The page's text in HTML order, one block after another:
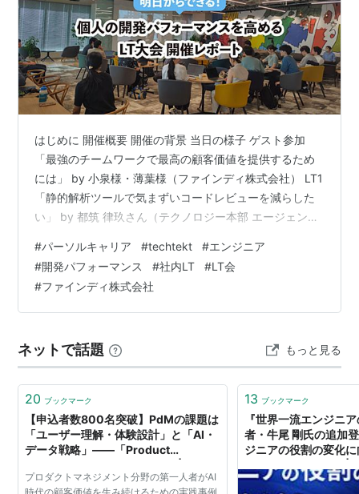
はじめに 開催概要 開催の背景 当日の様子 ゲスト参加
「最強のチームワークで最高の顧客価値を提供するため
には」 by 小泉様・薄葉様（ファインディ株式会社） LT1
「静的解析ツールで気まずいコードレビューを減らした
い」 by 都筑 律玖さん（テクノロジー本部 エージェント
ングを目指して」 by 内山 涼太さん（カスタマープロダ
クト本部 プロダクト開発統括部 dodaシステムアーキテ
クト部） LT3 「なかったら作ればいい！ 「社内文書検索
システムGENAI」」 by 増田 圭佑さん（カスタマープロ
#パーソルキャリア #techtekt #エンジニア
#開発パフォーマンス #社内LT #LT会
#ファインディ株式会社
ネットで話題 もっと見る
20 ブックマーク
【申込者数800名突破】PdMの課題は
「ユーザー理解・体験設計」と「AI・
データ戦略」——「Product
ス | ファインディ株式会社(Findy Inc)
プロダクトマネジメント分野の第一人者がAI
13 ブックマーク
『世界一流エンジニ
者・牛尾 剛氏の追加
ジニアの役割の変化
ンディ株式会社